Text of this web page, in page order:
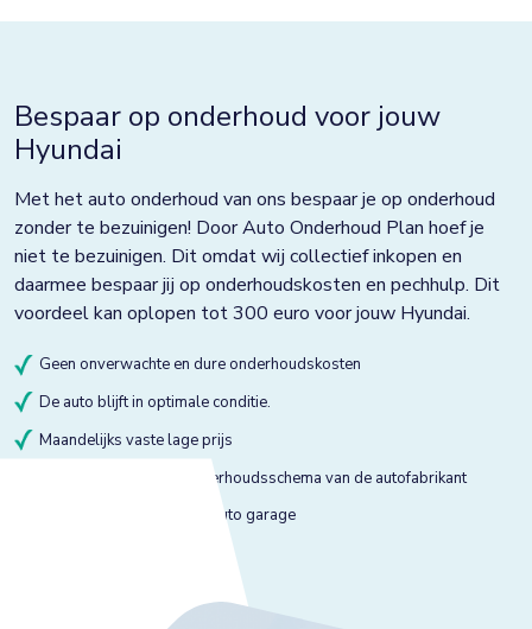
Bespaar op onderhoud voor jouw
Hyundai
Met het auto onderhoud van ons bespaar je op onderhoud
zonder te bezuinigen! Door Auto Onderhoud Plan hoef je
niet te bezuinigen. Dit omdat wij collectief inkopen en
daarmee bespaar jij op onderhoudskosten en pechhulp. Dit
voordeel kan oplopen tot 300 euro voor jouw Hyundai.
Geen onverwachte en dure onderhoudskosten
De auto blijft in optimale conditie.
Maandelijks vaste lage prijs
Onderhoud volgens onderhoudsschema van de autofabrikant
Onderhoud bij gekeurde auto garage